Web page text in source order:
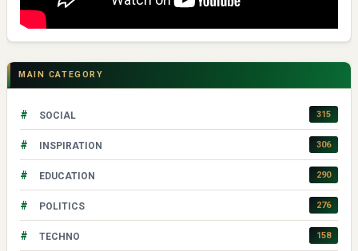
MAIN CATEGORY
# SOCIAL 315
# INSPIRATION 306
# EDUCATION 290
# POLITICS 276
# TECHNO 158